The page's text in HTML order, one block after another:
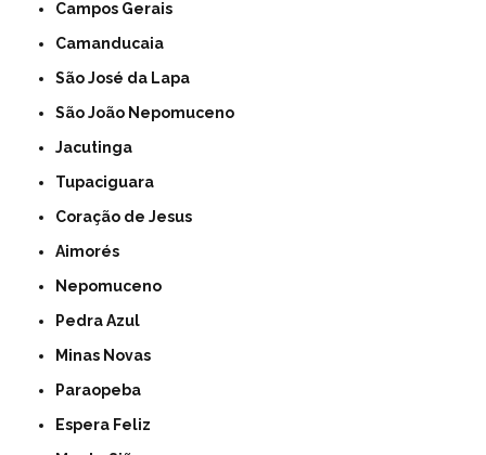
Campos Gerais
Camanducaia
São José da Lapa
São João Nepomuceno
Jacutinga
Tupaciguara
Coração de Jesus
Aimorés
Nepomuceno
Pedra Azul
Minas Novas
Paraopeba
Espera Feliz